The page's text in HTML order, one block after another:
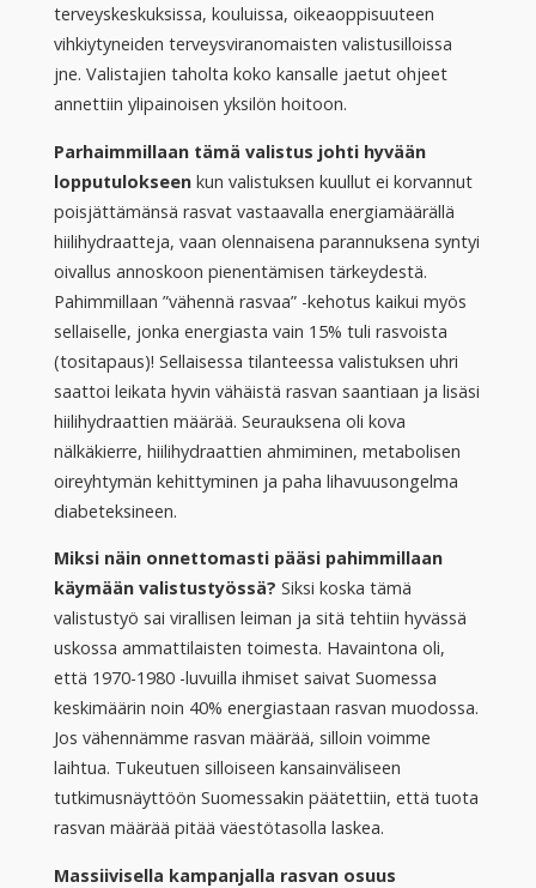
terveyskeskuksissa, kouluissa, oikeaoppisuuteen
vihkiytyneiden terveysviranomaisten valistusilloissa
jne. Valistajien taholta koko kansalle jaetut ohjeet
annettiin ylipainoisen yksilön hoitoon.
Parhaimmillaan tämä valistus johti hyvään
lopputulokseenkun valistuksen kuullut ei korvannut
poisjättämänsä rasvat vastaavalla energiamäärällä
hiilihydraatteja, vaan olennaisena parannuksena syntyi
oivallus annoskoon pienentämisen tärkeydestä.
Pahimmillaan ”vähennä rasvaa” -kehotus kaikui myös
sellaiselle, jonka energiasta vain 15% tuli rasvoista
(tositapaus)! Sellaisessa tilanteessa valistuksen uhri
saattoi leikata hyvin vähäistä rasvan saantiaan ja lisäsi
hiilihydraattien määrää. Seurauksena oli kova
nälkäkierre, hiilihydraattien ahmiminen, metabolisen
oireyhtymän kehittyminen ja paha lihavuusongelma
diabeteksineen.
Miksi näin onnettomasti pääsi pahimmillaan
käymään valistustyössä? Siksi koska tämä
valistustyö sai virallisen leiman ja sitä tehtiin hyvässä
uskossa ammattilaisten toimesta. Havaintona oli,
että 1970-1980 -luvuilla ihmiset saivat Suomessa
keskimäärin noin 40% energiastaan rasvan muodossa.
Jos vähennämme rasvan määrää, silloin voimme
laihtua. Tukeutuen silloiseen kansainväliseen
tutkimusnäyttöön Suomessakin päätettiin, että tuota
rasvan määrää pitää väestötasolla laskea.
Massiivisella kampanjalla rasvan osuus